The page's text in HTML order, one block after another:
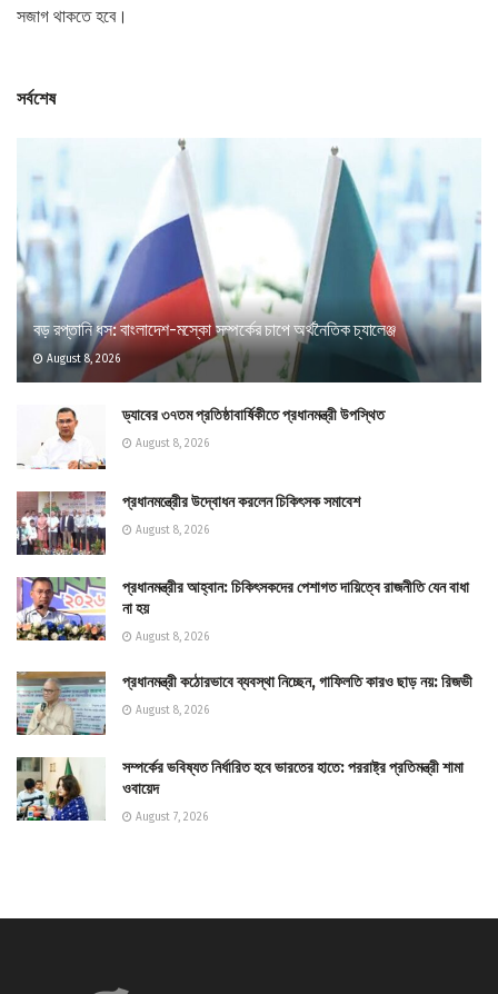
সজাগ থাকতে হবে।
সর্বশেষ
বড় রপ্তানি ধস: বাংলাদেশ-মস্কো সম্পর্কের চাপে অর্থনৈতিক চ্যালেঞ্জ
August 8, 2026
ড্যাবের ৩৭তম প্রতিষ্ঠাবার্ষিকীতে প্রধানমন্ত্রী উপস্থিত
August 8, 2026
প্রধানমন্ত্রীের উদ্বোধন করলেন চিকিৎসক সমাবেশ
August 8, 2026
প্রধানমন্ত্রীর আহ্বান: চিকিৎসকদের পেশাগত দায়িত্বে রাজনীতি যেন বাধা
না হয়
August 8, 2026
প্রধানমন্ত্রী কঠোরভাবে ব্যবস্থা নিচ্ছেন, গাফিলতি কারও ছাড় নয়: রিজভী
August 8, 2026
সম্পর্কের ভবিষ্যত নির্ধারিত হবে ভারতের হাতে: পররাষ্ট্র প্রতিমন্ত্রী শামা
ওবায়েদ
August 7, 2026